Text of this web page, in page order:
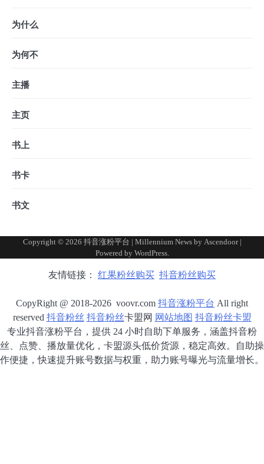
为什么
为何不
主播
主页
书上
书卡
书文
Copyright © 2026 抖音涨粉平台 | Millennium News by Ascendoor|
Powered by WordPress.
友情链接： 红果粉丝购买 抖音粉丝购买
CopyRight @ 2018-2026 voovr.com 抖音涨粉平台 All right
reserved 抖音粉丝 抖音粉丝卡盟网 网站地图 抖音粉丝卡盟
专业抖音涨粉平台，提供 24 小时自助下单服务，涵盖抖音粉
丝、点赞、播放量优化，卡盟源头低价货源，稳定高效。自助操
作便捷，快速提升账号数据与权重，助力账号曝光与流量增长。